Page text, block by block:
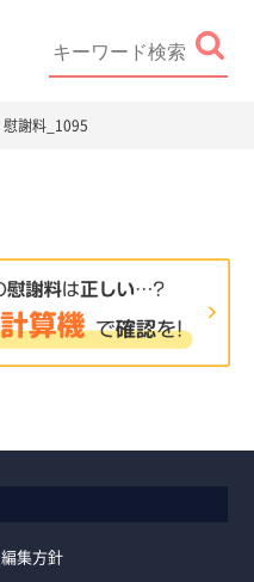
慰謝料_1095
編集方針